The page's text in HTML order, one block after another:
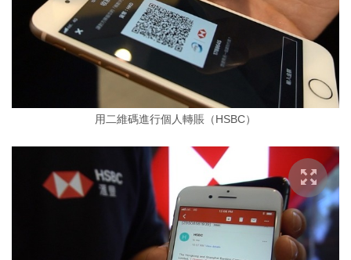
用二維碼進行個人轉賬（HSBC）